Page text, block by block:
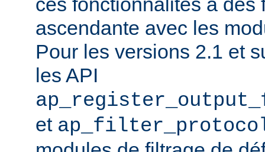
ascendante avec les
Pour les versions 2.1 et
les API
et